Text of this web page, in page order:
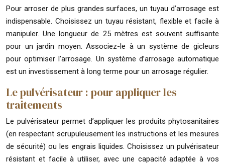
Pour arroser de plus grandes surfaces, un tuyau d’arrosage est
indispensable. Choisissez un tuyau résistant, flexible et facile à
manipuler. Une longueur de 25 mètres est souvent suffisante
pour un jardin moyen. Associez-le à un système de gicleurs
pour optimiser l’arrosage. Un système d’arrosage automatique
est un investissement à long terme pour un arrosage régulier.
Le pulvérisateur : pour appliquer les
traitements
Le pulvérisateur permet d’appliquer les produits phytosanitaires
(en respectant scrupuleusement les instructions et les mesures
de sécurité) ou les engrais liquides. Choisissez un pulvérisateur
résistant et facile à utiliser, avec une capacité adaptée à vos